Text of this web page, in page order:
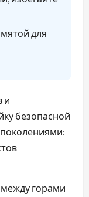
для
и
безопасной
горами